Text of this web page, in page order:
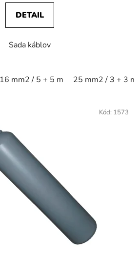
DETAIL
Sada káblov
16 mm2 / 5 + 5 m 25 mm2 / 3 + 3 m
Kód: 1573